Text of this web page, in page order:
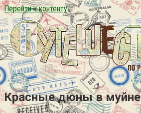
Перейти к контенту
Красные дюны в муйне